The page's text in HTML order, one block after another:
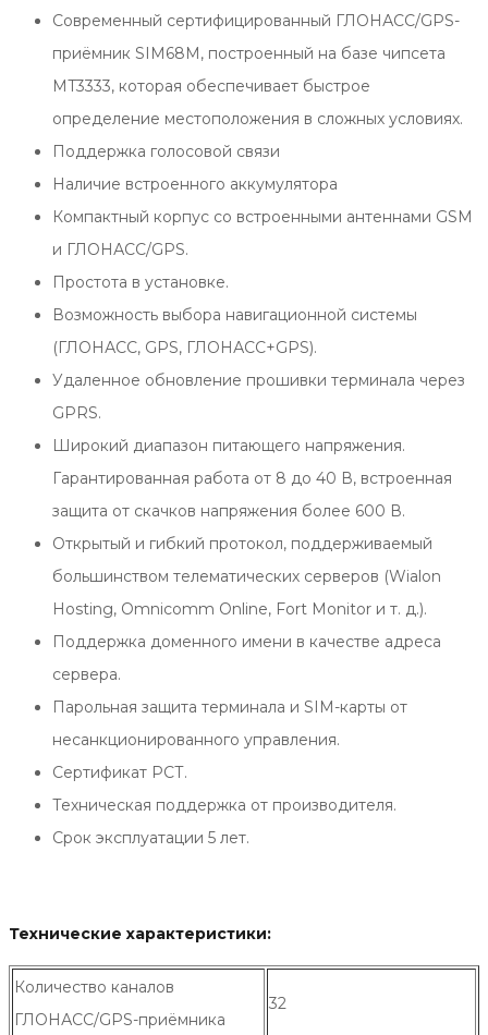
Современный сертифицированный ГЛОНАСС/GPS-
приёмник SIM68M, построенный на базе чипсета
MT3333, которая обеспечивает быстрое
определение местоположения в сложных условиях.
Поддержка голосовой связи
Наличие встроенного аккумулятора
Компактный корпус со встроенными антеннами GSM
и ГЛОНАСС/GPS.
Простота в установке.
Возможность выбора навигационной системы
(ГЛОНАСС, GPS, ГЛОНАСС+GPS).
Удаленное обновление прошивки терминала через
GPRS.
Широкий диапазон питающего напряжения.
Гарантированная работа от 8 до 40 В, встроенная
защита от скачков напряжения более 600 В.
Открытый и гибкий протокол, поддерживаемый
большинством телематических серверов (Wialon
Hosting, Omnicomm Online, Fort Monitor и т. д.).
Поддержка доменного имени в качестве адреса
сервера.
Парольная защита терминала и SIM-карты от
несанкционированного управления.
Сертификат РСТ.
Техническая поддержка от производителя.
Срок эксплуатации 5 лет.
Технические характеристики:
Количество каналов
ГЛОНАСС/GPS-приёмника
32